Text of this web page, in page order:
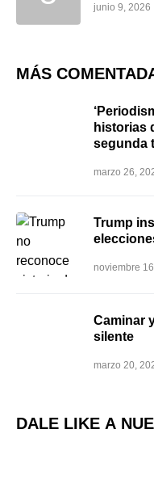
junio 9, 2026
MÁS
historias
segunda
marzo 26,
Trump
noviembre
Caminar
silente
marzo 20,
DALE LIKE A